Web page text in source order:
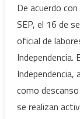
De acuerdo
SEP, el 16 de
oficial de
Independencia.
Independencia,
como
se realizan